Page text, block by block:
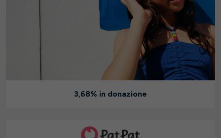
3,68% in donazione